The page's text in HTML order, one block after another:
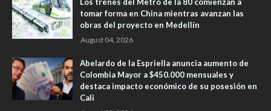
Los trenes del Metro de la 80 comienzan a
tomar forma en China mientras avanzan las
obras del proyecto en Medellín
August 04, 2026
Abelardo de la Espriella anuncia aumento de
Colombia Mayor a $450.000 mensuales y
destaca impacto económico de su posesión en
Cali